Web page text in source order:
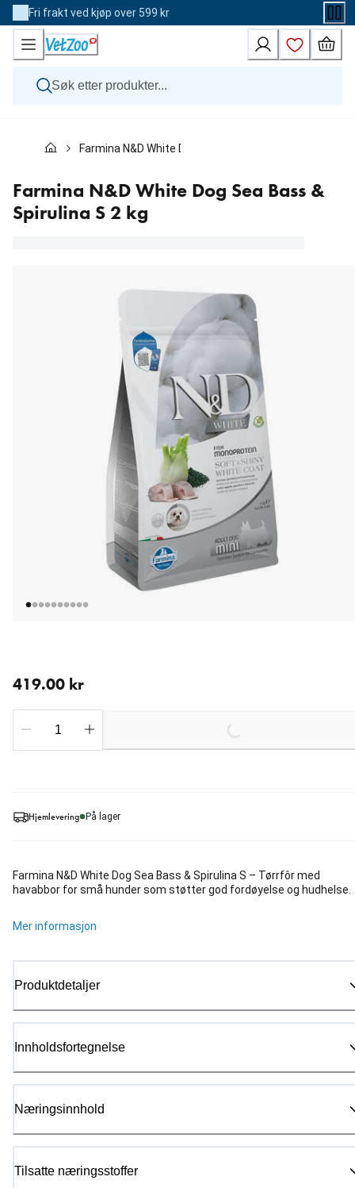
Skip
to
Content
Fri frakt ved kjøp over 599 kr
Katt
Andre dyr
Merker
Nyheter
Farmina N&D White Dog Sea Bass & Spirulina S 2 kg
Farmina N&D White Dog Sea Bass &
Spirulina S 2 kg
Hjemlevering På lager
Farmina N&D White Dog Sea Bass & Spirulina S – Tørrfôr med
havabbor for små hunder som støtter god fordøyelse og hudhelse.
Mer informasjon
Produktdetaljer
Innholdsfortegnelse
Næringsinnhold
Tilsatte næringsstoffer
419.00 kr
Loading...